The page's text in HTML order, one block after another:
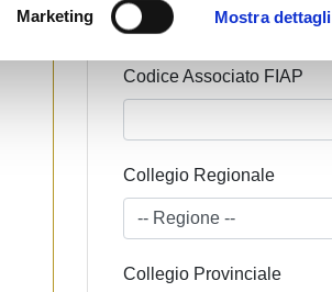
Marketing Mostra dettagli
Codice Associato FIAP
Collegio Regionale
Collegio Provinciale